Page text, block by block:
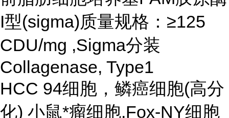
I型(sigma)质量规格：≥125
CDU/mg ,Sigma分装
Collagenase, Type1
HCC 94细胞，鳞癌细胞(高分
化) 小鼠*瘤细胞,Fox-NY细胞